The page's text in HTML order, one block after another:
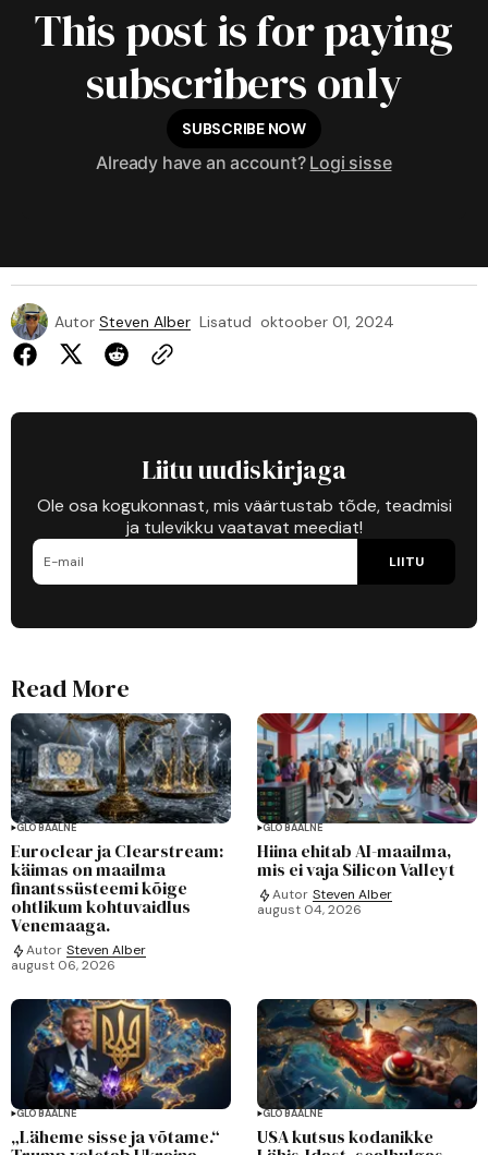
This post is for paying
subscribers only
SUBSCRIBE NOW
Already have an account? Logi sisse
Autor Steven Alber Lisatud oktoober 01, 2024
Liitu uudiskirjaga
Ole osa kogukonnast, mis väärtustab tõde, teadmisi
ja tulevikku vaatavat meediat!
LIITU
Read More
GLOBAALNE
Euroclear ja Clearstream:
käimas on maailma
finantssüsteemi kõige
ohtlikum kohtuvaidlus
Venemaaga.
Autor Steven Alber
august 06, 2026
GLOBAALNE
Hiina ehitab AI-maailma,
mis ei vaja Silicon Valleyt
Autor Steven Alber
august 04, 2026
GLOBAALNE
„Läheme sisse ja võtame.“
GLOBAALNE
USA kutsus kodanikke